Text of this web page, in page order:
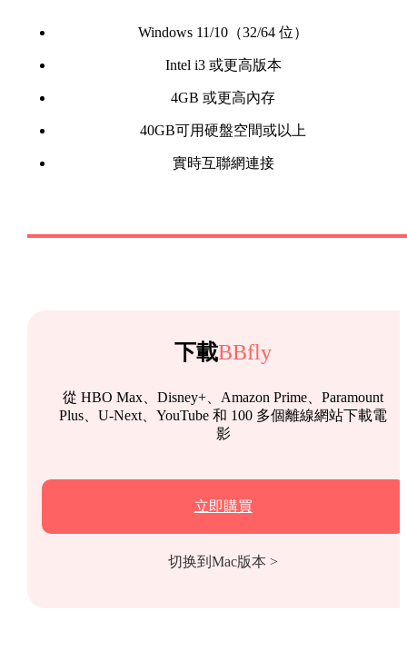
Windows 11/10（32/64 位）
Intel i3 或更高版本
4GB 或更高內存
40GB可用硬盤空間或以上
實時互聯網連接
下載BBfly
從 HBO Max、Disney+、Amazon Prime、Paramount
Plus、U-Next、YouTube 和 100 多個離線網站下載電
影
立即購買
切换到Mac版本 >